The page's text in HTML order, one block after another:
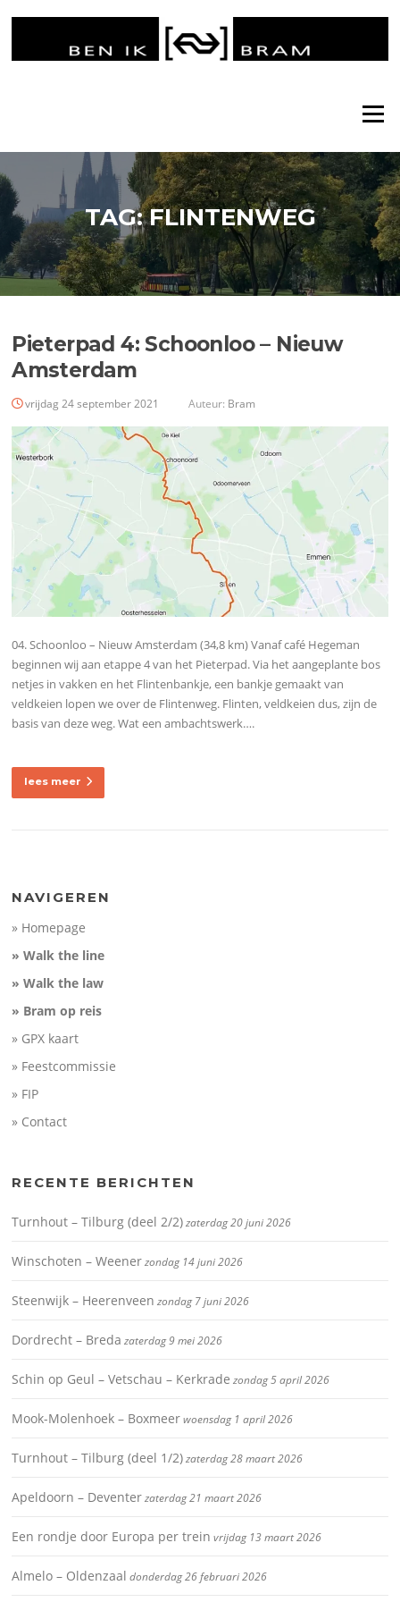
Menu
TAG:FLINTENWEG
Pieterpad 4: Schoonloo – Nieuw
Amsterdam
vrijdag 24 september 2021 Auteur: Bram
04. Schoonloo – Nieuw Amsterdam (34,8 km) Vanaf café Hegeman
beginnen wij aan etappe 4 van het Pieterpad. Via het aangeplante bos
netjes in vakken en het Flintenbankje, een bankje gemaakt van
veldkeien lopen we over de Flintenweg. Flinten, veldkeien dus, zijn de
basis van deze weg. Wat een ambachtswerk….
lees meer
NAVIGEREN
» Homepage
» Walk the line
» Walk the law
» Bram op reis
» GPX kaart
» Feestcommissie
» FIP
» Contact
RECENTE BERICHTEN
Turnhout – Tilburg (deel 2/2)zaterdag 20 juni 2026
Winschoten – Weenerzondag 14 juni 2026
Steenwijk – Heerenveen zondag 7 juni 2026
Dordrecht – Breda zaterdag 9 mei 2026
Schin op Geul – Vetschau – Kerkrade zondag 5 april 2026
Mook-Molenhoek – Boxmeerwoensdag 1 april 2026
Turnhout – Tilburg (deel 1/2)zaterdag 28 maart 2026
Apeldoorn – Deventerzaterdag 21 maart 2026
Een rondje door Europa per trein vrijdag 13 maart 2026
Almelo – Oldenzaal donderdag 26 februari 2026